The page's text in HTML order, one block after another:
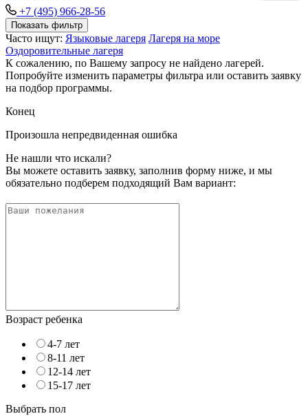
+7 (495) 966-28-56
Показать фильтр
Часто ищут: Языковые лагеря Лагеря на море
Оздоровительные лагеря
К сожалению, по Вашему запросу не найдено лагерей.
Попробуйте изменить параметры фильтра или оставить заявку
на подбор программы.
Конец
Произошла непредвиденная ошибка
Не нашли что искали?
Вы можете оставить заявку, заполнив форму ниже, и мы
обязательно подберем подходящий Вам вариант:
Возраст ребенка
4-7 лет
8-11 лет
12-14 лет
15-17 лет
Выбрать пол